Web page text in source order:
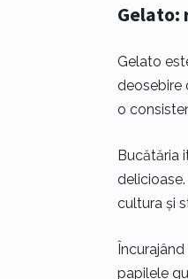
Gelato:
Gelato
deosebire
o
Bucătăria
cultura și
papilele